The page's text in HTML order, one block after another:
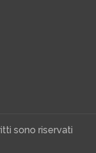
sono riservati